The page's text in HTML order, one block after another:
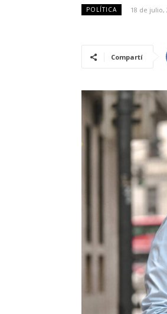
POLÍTICA 18 de julio,
Compartí